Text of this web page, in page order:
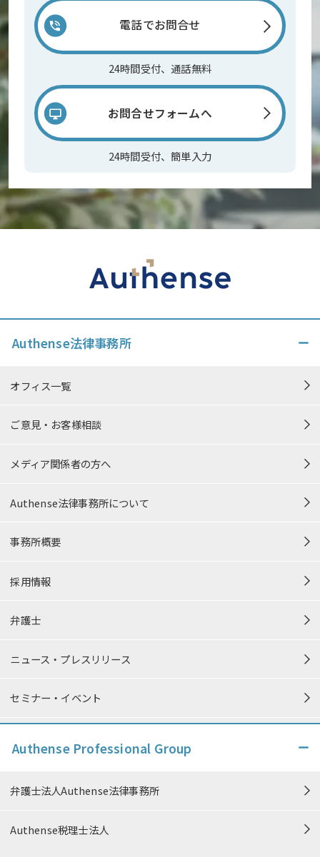
電話でお問合せ
24時間受付、通話無料
お問合せフォームへ
24時間受付、簡単入力
Authense法律事務所
オフィス一覧
ご意見・お客様相談
メディア関係者の方へ
Authense法律事務所について
事務所概要
採用情報
弁護士
ニュース・プレスリリース
セミナー・イベント
Authense Professional Group
弁護士法人Authense法律事務所
Authense税理士法人